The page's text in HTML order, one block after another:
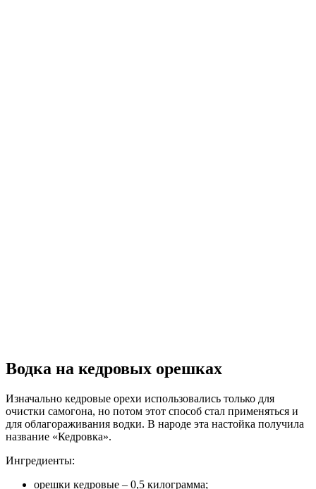
Водка на кедровых орешках
Изначально кедровые орехи использовались только для
очистки самогона, но потом этот способ стал применяться и
для облагораживания водки. В народе эта настойка получила
название «Кедровка».
Ингредиенты:
орешки кедровые – 0,5 килограмма;